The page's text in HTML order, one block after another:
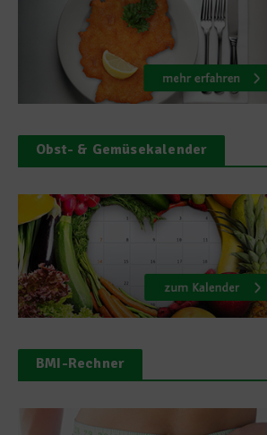
Obst- & Gemüsekalender
BMI-Rechner